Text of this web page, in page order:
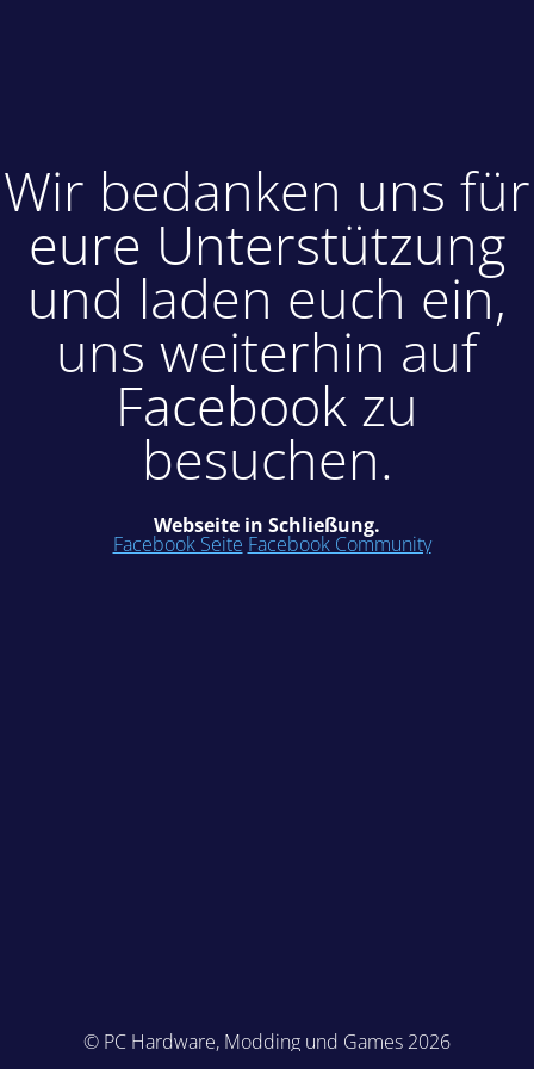
Wir bedanken uns für
eure Unterstützung
und laden euch ein,
uns weiterhin auf
Facebook zu
besuchen.
Webseite in Schließung.
Facebook Seite Facebook Community
© PC Hardware, Modding und Games 2026